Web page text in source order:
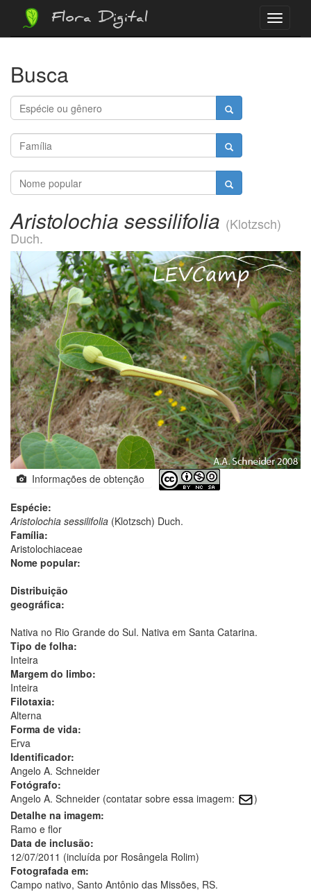
Menu
Flora Digital
Busca
Aristolochia sessilifolia (Klotzsch)
Duch.
Informações de obtenção
Espécie:
Aristolochia sessilifolia (Klotzsch) Duch.
Família:
Aristolochiaceae
Nome popular:
Distribuição
geográfica:
Nativa no Rio Grande do Sul. Nativa em Santa Catarina.
Tipo de folha:
Inteira
Margem do limbo:
Inteira
Filotaxia:
Alterna
Forma de vida:
Erva
Identificador:
Angelo A. Schneider
Fotógrafo:
Angelo A. Schneider (contatar sobre essa imagem:
)
Detalhe na imagem:
Ramo e flor
Data de inclusão:
12/07/2011 (incluída por Rosângela Rolim)
Fotografada em:
Campo nativo, Santo Antônio das Missões, RS.